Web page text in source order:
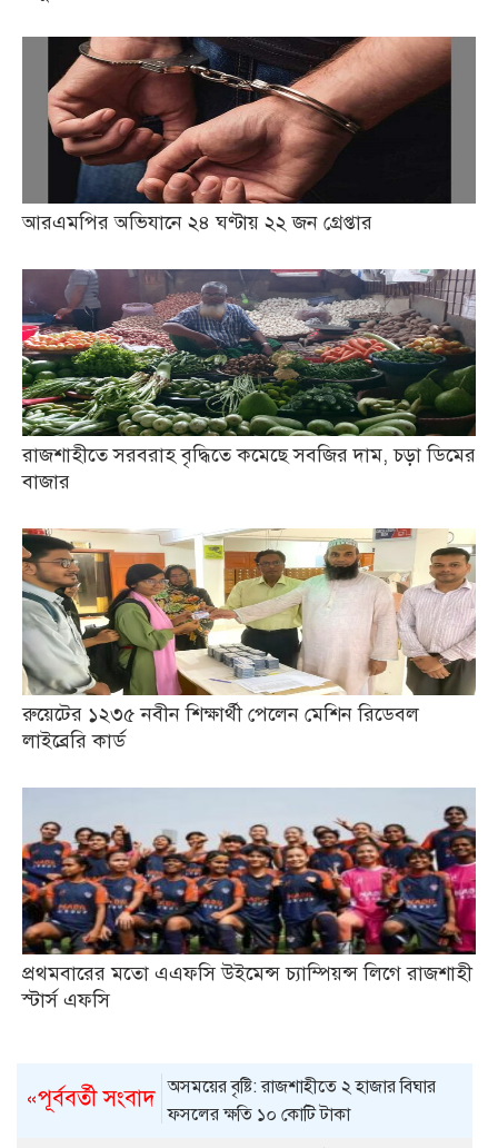
আরএমপির অভিযানে ২৪ ঘণ্টায় ২২ জন গ্রেপ্তার
রাজশাহীতে সরবরাহ বৃদ্ধিতে কমেছে সবজির দাম, চড়া ডিমের
বাজার
রুয়েটের ১২৩৫ নবীন শিক্ষার্থী পেলেন মেশিন রিডেবল
লাইব্রেরি কার্ড
প্রথমবারের মতো এএফসি উইমেন্স চ্যাম্পিয়ন্স লিগে রাজশাহী
স্টার্স এফসি
«পূর্ববর্তী সংবাদ অসময়ের বৃষ্টি: রাজশাহীতে ২ হাজার বিঘার
ফসলের ক্ষতি ১০ কোটি টাকা